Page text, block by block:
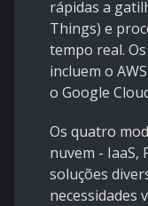
rápidas a
Things) e
tempo real.
incluem o
o Google
Os quatro
nuvem - IaaS,
soluções
necessidades